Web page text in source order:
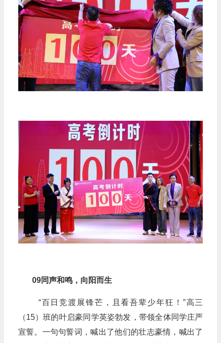
09同声和鸣，向阳而生
“百日竞渡展锋芒，且看吾辈少年狂！”高三
（15）班的叶启豪同学英姿勃发，带领全体同学庄严
宣誓。一句句誓词，喊出了他们的壮志豪情，喊出了